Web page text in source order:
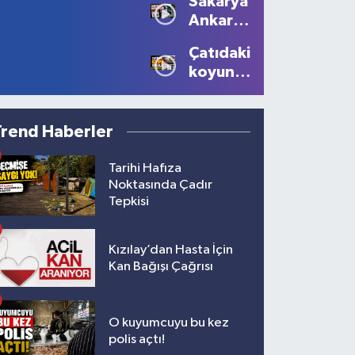
Ediyor
10 bin
lira ceza
Ankara'ya
çağrısı
Çatıdaki
koyunu
gözlerine
inanamadı!
Haberler
Tarihi Hafıza
Noktasında Çadır
Tepkisi
Kızılay’dan Hasta İçin
Kan Bağışı Çağrısı
O kuyumcuyu bu kez
polis açtı!